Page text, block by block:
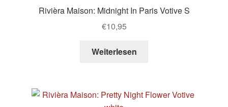
Rivièra Maison: Midnight In Paris Votive S
€10,95
Weiterlesen